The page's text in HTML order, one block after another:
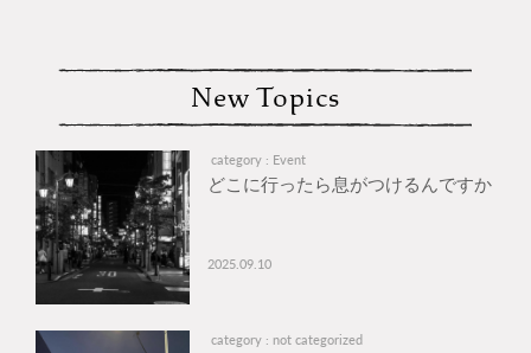
New Topics
category : Event
どこに行ったら息がつけるんですか
2025.09.10
category : not categorized